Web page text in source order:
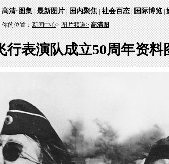
高清·图集|最新图片|国内聚焦|社会百态|国际博览|
你的位置：新闻中心>图片频道> 高清图
行表演队成立50周年资料